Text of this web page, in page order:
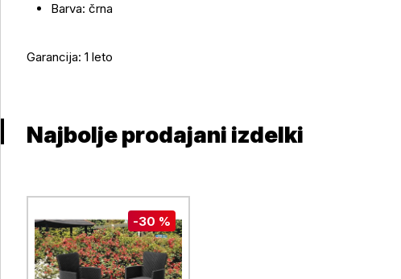
Barva: črna
Garancija: 1 leto
Najbolje prodajani izdelki
-30 %